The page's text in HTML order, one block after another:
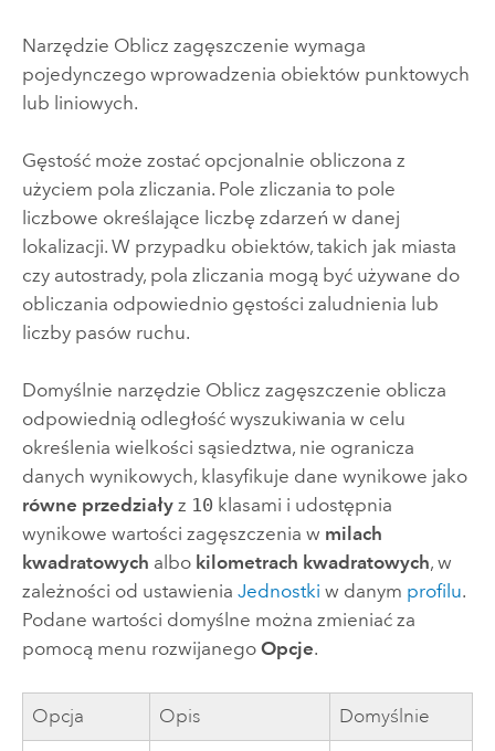
Narzędzie Oblicz zagęszczenie wymaga
pojedynczego wprowadzenia obiektów punktowych
lub liniowych.
Gęstość może zostać opcjonalnie obliczona z
użyciem pola zliczania. Pole zliczania to pole
liczbowe określające liczbę zdarzeń w danej
lokalizacji. W przypadku obiektów, takich jak miasta
czy autostrady, pola zliczania mogą być używane do
obliczania odpowiednio gęstości zaludnienia lub
liczby pasów ruchu.
Domyślnie narzędzie Oblicz zagęszczenie oblicza
odpowiednią odległość wyszukiwania w celu
określenia wielkości sąsiedztwa, nie ogranicza
danych wynikowych, klasyfikuje dane wynikowe jako
równe przedziałyz 10 klasami i udostępnia
wynikowe wartości zagęszczenia w milach
kwadratowych albo kilometrach kwadratowych, w
zależności od ustawienia Jednostki w danym profilu.
Podane wartości domyślne można zmieniać za
pomocą menu rozwijanego Opcje.
Opcja Opis Domyślnie